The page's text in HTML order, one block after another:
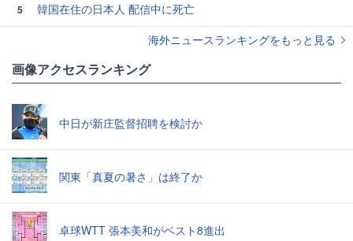
5
韓国在住の日本人 配信中に死亡
海外ニュースランキングをもっと見る
画像アクセスランキング
中日が新庄監督招聘を検討か
関東「真夏の暑さ」は終了か
卓球WTT 張本美和がベスト8進出